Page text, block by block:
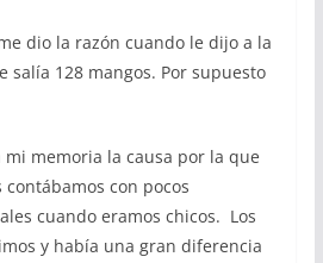
dio la razón cuando le dijo a la
salía 128 mangos. Por supuesto
mi memoria la causa por la que
con pocos
cuando eramos chicos. Los
y había una gran diferencia